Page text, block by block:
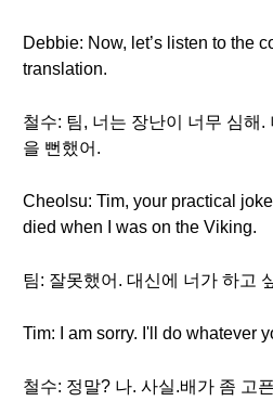
Debbie: Now, let’s listen to the
translation.
철수: 팀, 너는 장난이 너무 심해.
을 뻔했어.
Cheolsu: Tim, your practical
died when I was on the Viking.
팀: 잘못했어. 대신에 너가 하고
Tim: I am sorry. I'll do whatever
철수: 정말? 나. 사실.배가 좀 고